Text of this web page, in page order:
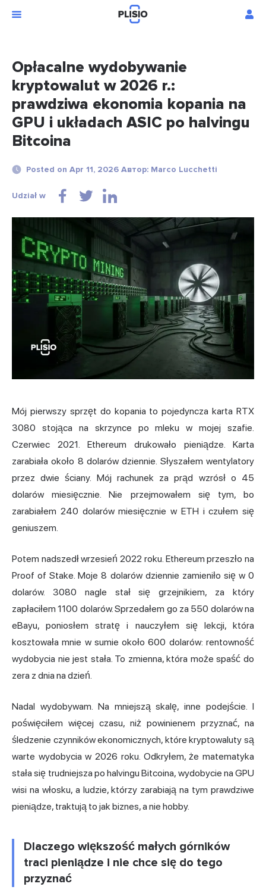
Opłacalne wydobywanie
kryptowalut w 2026 r.:
prawdziwa ekonomia kopania na
GPU i układach ASIC po halvingu
Bitcoina
Posted on Apr 11, 2026 Автор: Marco Lucchetti
Udział w
Mój pierwszy sprzęt do kopania to pojedyncza karta RTX
3080 stojąca na skrzynce po mleku w mojej szafie.
Czerwiec 2021. Ethereum drukowało pieniądze. Karta
zarabiała około 8 dolarów dziennie. Słyszałem wentylatory
przez dwie ściany. Mój rachunek za prąd wzrósł o 45
dolarów miesięcznie. Nie przejmowałem się tym, bo
zarabiałem 240 dolarów miesięcznie w ETH i czułem się
geniuszem.
Potem nadszedł wrzesień 2022 roku. Ethereum przeszło na
Proof of Stake. Moje 8 dolarów dziennie zamieniło się w 0
dolarów. 3080 nagle stał się grzejnikiem, za który
zapłaciłem 1100 dolarów. Sprzedałem go za 550 dolarów na
eBayu, poniosłem stratę i nauczyłem się lekcji, która
kosztowała mnie w sumie około 600 dolarów: rentowność
wydobycia nie jest stała. To zmienna, która może spaść do
zera z dnia na dzień.
Nadal wydobywam. Na mniejszą skalę, inne podejście. I
poświęciłem więcej czasu, niż powinienem przyznać, na
śledzenie czynników ekonomicznych, które kryptowaluty są
warte wydobycia w 2026 roku. Odkryłem, że matematyka
stała się trudniejsza po halvingu Bitcoina, wydobycie na GPU
wisi na włosku, a ludzie, którzy zarabiają na tym prawdziwe
pieniądze, traktują to jak biznes, a nie hobby.
Dlaczego większość małych górników
traci pieniądze i nie chce się do tego
przyznać